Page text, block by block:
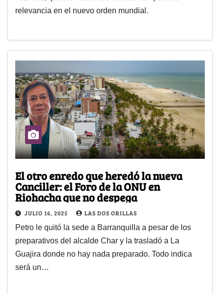
relevancia en el nuevo orden mundial.
El otro enredo que heredó la nueva
Canciller: el Foro de la ONU en
Riohacha que no despega
JULIO 16, 2025 LAS DOS ORILLAS
Petro le quitó la sede a Barranquilla a pesar de los
preparativos del alcalde Char y la trasladó a La
Guajira donde no hay nada preparado. Todo indica
será un…